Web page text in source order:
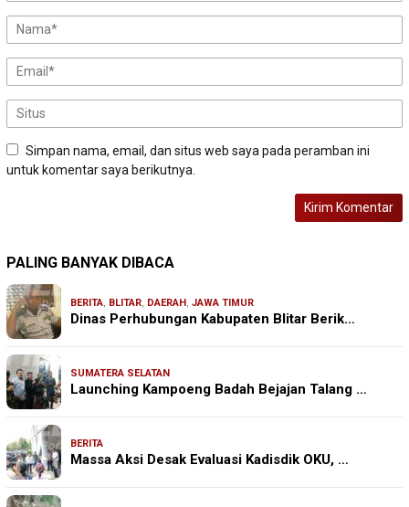
Simpan nama, email, dan situs web saya pada peramban ini
untuk komentar saya berikutnya.
PALING BANYAK DIBACA
BERITA, BLITAR, DAERAH, JAWA TIMUR
Dinas Perhubungan Kabupaten Blitar Berik…
SUMATERA SELATAN
Launching Kampoeng Badah Bejajan Talang …
BERITA
Massa Aksi Desak Evaluasi Kadisdik OKU, …